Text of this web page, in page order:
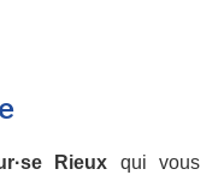
Rieux qui vous